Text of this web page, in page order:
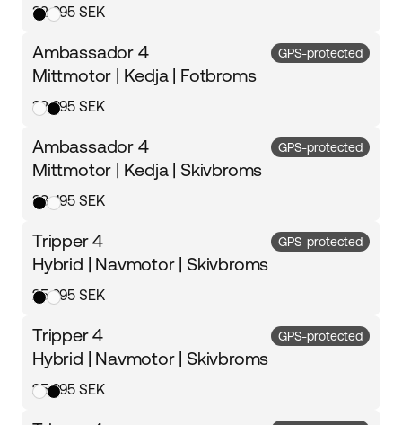
32 995 SEK
Ambassador 4
Mittmotor | Kedja | Fotbroms
32 995 SEK
GPS-protected
Ambassador 4
Mittmotor | Kedja | Skivbroms
33 495 SEK
GPS-protected
Tripper 4
Hybrid | Navmotor | Skivbroms
25 995 SEK
GPS-protected
Tripper 4
Hybrid | Navmotor | Skivbroms
25 995 SEK
GPS-protected